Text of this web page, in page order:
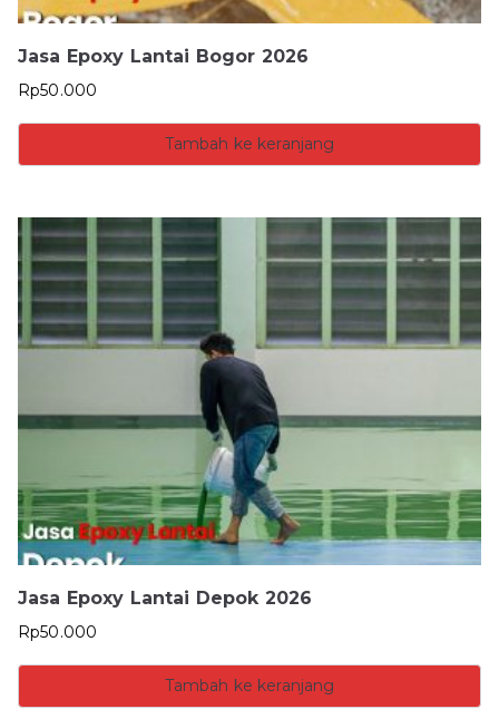
Jasa Epoxy Lantai Bogor 2026
Rp50.000
Tambah ke keranjang
Jasa Epoxy Lantai Depok 2026
Rp50.000
Tambah ke keranjang